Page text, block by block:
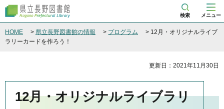
県立長野図書館
検索 メニュー
HOME > 県立長野図書館の情報 > プログラム
> 12月・オリジナルライブ
ラリーカードを作ろう！
更新日：2021年11月30日
12月・オリジナルライブラリ